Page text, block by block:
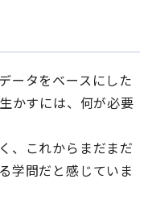
ータをベースにした
かすには、何が必要
、これからまだまだ
学問だと感じていま